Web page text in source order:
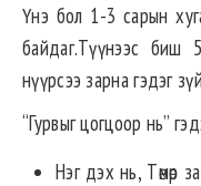
Үнэ бол 1-3 сарын
байдаг.Түүнээс
нүүрсээ зарна гэдэг
“Гурвыг цогцоор нь”
Нэг дэх нь, Төмөр